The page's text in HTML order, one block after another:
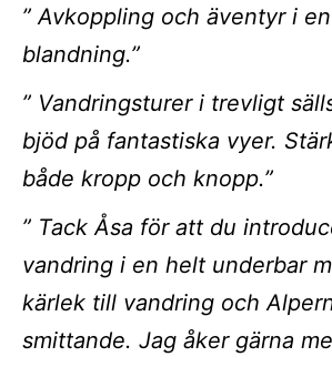
” Avkoppling och äventyr i
blandning.”
” Vandringsturer i trevligt
bjöd på fantastiska vyer.
både kropp och knopp.”
” Tack Åsa för att du
vandring i en helt underbar
kärlek till vandring och
smittande. Jag åker gärna